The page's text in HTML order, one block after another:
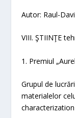
Autor: Raul-
VIII. ŞTIINŢE
1. Premiul
Grupul de
materialelor